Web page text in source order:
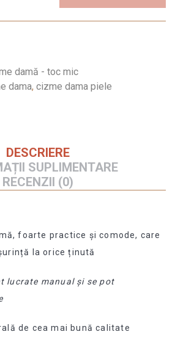
damă - toc mic
dama, cizme dama piele
DESCRIERE
SUPLIMENTARE
RECENZII (0)
foarte practice și comode, care
la orice ținută
lucrate manual și se pot
de cea mai bună calitate